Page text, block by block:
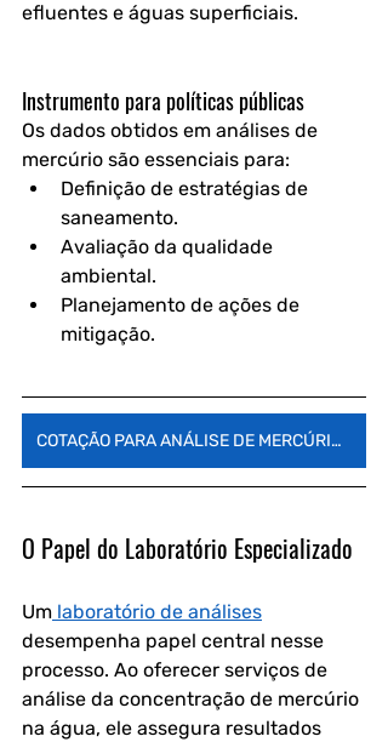
efluentes e águas superficiais.
Instrumento para políticas públicas
Os dados obtidos em análises de
mercúrio são essenciais para:
Definição de estratégias de
saneamento.
Avaliação da qualidade
ambiental.
Planejamento de ações de
mitigação.
COTAÇÃO PARA ANÁLISE DE MERCÚRIO NA ÁGUA
O Papel do Laboratório Especializado
Um laboratório de análises
desempenha papel central nesse
processo. Ao oferecer serviços de
análise da concentração de mercúrio
na água, ele assegura resultados